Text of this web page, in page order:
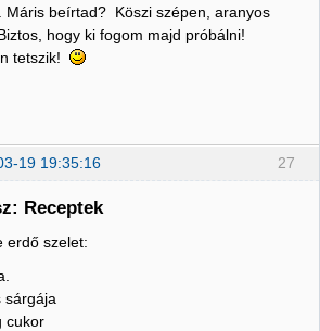
beírtad? Köszi szépen, aranyos
hogy ki fogom majd próbálni!
tetszik!
27
19 19:35:16
Receptek
erdő szelet:
sárgája
cukor